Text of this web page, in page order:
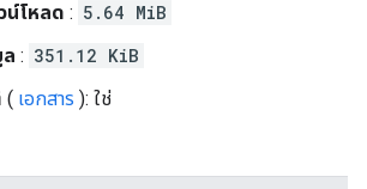
น์โหลด : 5.64 MiB
: 351.12 KiB
( เอกสาร ): ใช่